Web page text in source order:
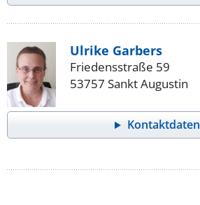
Ulrike Garbers
Friedensstraße 59
53757 Sankt Augustin
Kontaktdaten